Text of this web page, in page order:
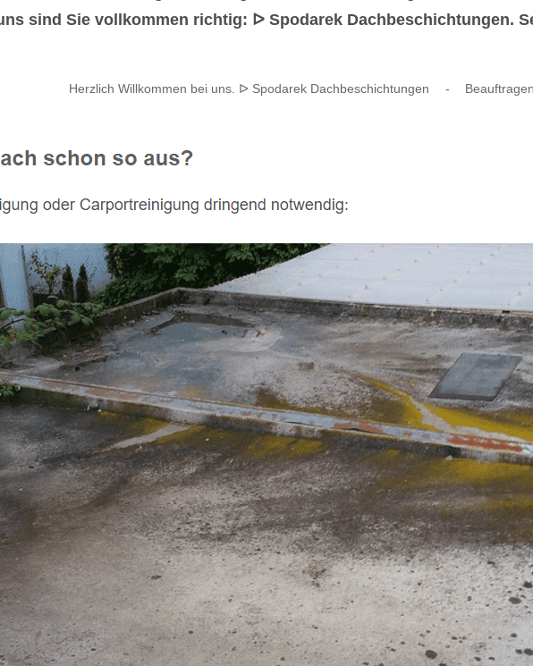
sind Sie vollkommen richtig: ᐅ Spodarek Dachbeschichtungen.
Herzlich Willkommen bei uns. ᐅ Spodarek Dachbeschichtungen -